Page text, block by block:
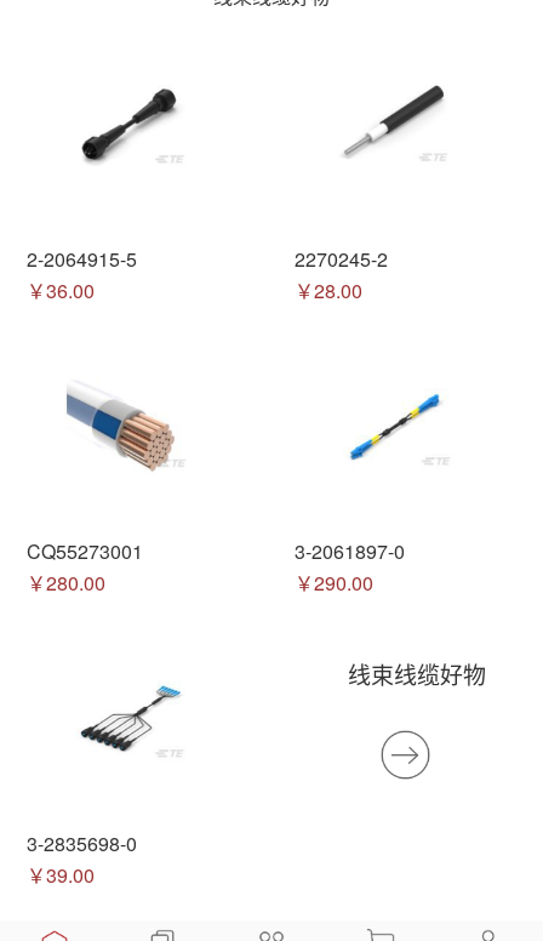
2-2064915-5
￥36.00
2270245-2
￥28.00
CQ55273001
￥280.00
3-2061897-0
￥290.00
3-2835698-0
￥39.00
线束线缆好物